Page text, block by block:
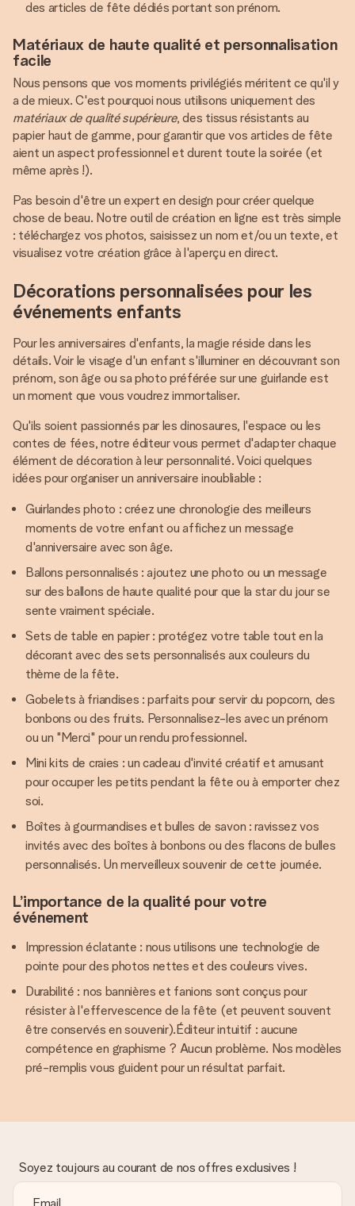
des articles de fête dédiés portant son prénom.
Matériaux de haute qualité et personnalisation
facile
Nous pensons que vos moments privilégiés méritent ce qu'il y
a de mieux. C'est pourquoi nous utilisons uniquement des
matériaux de qualité supérieure, des tissus résistants au
papier haut de gamme, pour garantir que vos articles de fête
aient un aspect professionnel et durent toute la soirée (et
même après !).
Pas besoin d'être un expert en design pour créer quelque
chose de beau. Notre outil de création en ligne est très simple
: téléchargez vos photos, saisissez un nom et/ou un texte, et
visualisez votre création grâce à l'aperçu en direct.
Décorations personnalisées pour les
événements enfants
Pour les anniversaires d'enfants, la magie réside dans les
détails. Voir le visage d'un enfant s'illuminer en découvrant son
prénom, son âge ou sa photo préférée sur une guirlande est
un moment que vous voudrez immortaliser.
Qu'ils soient passionnés par les dinosaures, l'espace ou les
contes de fées, notre éditeur vous permet d'adapter chaque
élément de décoration à leur personnalité. Voici quelques
idées pour organiser un anniversaire inoubliable :
Guirlandes photo : créez une chronologie des meilleurs
moments de votre enfant ou affichez un message
d'anniversaire avec son âge.
Ballons personnalisés : ajoutez une photo ou un message
sur des ballons de haute qualité pour que la star du jour se
sente vraiment spéciale.
Sets de table en papier : protégez votre table tout en la
décorant avec des sets personnalisés aux couleurs du
thème de la fête.
Gobelets à friandises : parfaits pour servir du popcorn, des
bonbons ou des fruits. Personnalisez-les avec un prénom
ou un "Merci" pour un rendu professionnel.
Mini kits de craies : un cadeau d'invité créatif et amusant
pour occuper les petits pendant la fête ou à emporter chez
soi.
Boîtes à gourmandises et bulles de savon : ravissez vos
invités avec des boîtes à bonbons ou des flacons de bulles
personnalisés. Un merveilleux souvenir de cette journée.
L’importance de la qualité pour votre
événement
Impression éclatante : nous utilisons une technologie de
pointe pour des photos nettes et des couleurs vives.
Durabilité : nos bannières et fanions sont conçus pour
résister à l'effervescence de la fête (et peuvent souvent
être conservés en souvenir).Éditeur intuitif : aucune
compétence en graphisme ? Aucun problème. Nos modèles
pré-remplis vous guident pour un résultat parfait.
Soyez toujours au courant de nos offres exclusives !